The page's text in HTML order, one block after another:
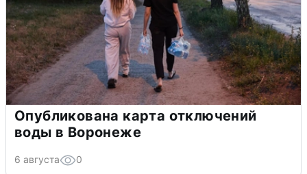
Опубликована карта отключений
воды в Воронеже
6 августа 0